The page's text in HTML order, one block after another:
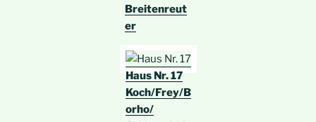
Breitenreut
er
Haus Nr. 17
Koch/Frey/B
orho/